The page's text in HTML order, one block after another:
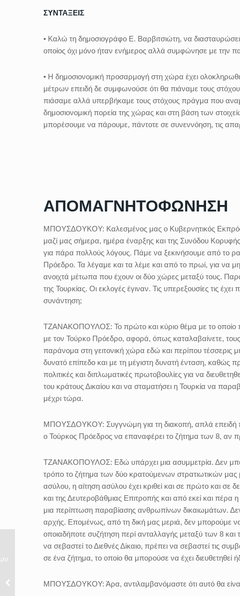
ΣΥΝΤΑΞΕΙΣ
• Καλώ τη δημοσιογράφο Ε. Βαρβιτσιώτη, να
οποίος όχι μόνο ήταν ενήμερος αλλά συμφώνησε με την
• Η δημοσιονομική προσαρμογή στη χώρα έχει
μέτρων επειδή δε συμφωνούσε ότι θα πιάναμε τους
πιάσαμε αλλά υπερβήκαμε τους στόχους πράγμα που
δημοσιονομική πορεία της χώρας και στη βάση των
μπορέσουμε να πάρουμε, πάντοτε σε συνεννόηση, τις
ΑΠΟΜΑΓΝΗΤΟΦΩΝΗΣΗ
ΜΠΟΥΣΔΟΥΚΟΥ: Καλεσμένος μας ο Κυβερνητικός
μαζί μας σήμερα, ημέρα έναρξης και της Συνόδου
για πάρα πολλούς λόγους. Πάμε να ξεκινήσουμε από το
Πρόεδρο. Τα λέγαμε και τα λέμε και από το πρωί, για να
ανοιχτά μέτωπα που έχουν οι δύο χώρες μεταξύ τους.
της Τουρκίας. Οι εκλογές έγιναν. Τις υπερεξουσίες τις
συνάντηση;
ΤΖΑΝΑΚΟΠΟΥΛΟΣ: Το πρώτο και κύριο θέμα με το
με τον Τούρκο Πρόεδρο, αφορά, όπως καταλαβαίνετε,
παράνομα στη γειτονική χώρα εδώ και περίπου
δυνατό επίπεδο και με τη μέγιστη δυνατή ένταση, καθώς
πολιτικές και διπλωματικές πρωτοβουλίες για να
του κράτους Δικαίου και να σταματήσει η Τουρκία να
μέχρι τώρα.
ΜΠΟΥΣΔΟΥΚΟΥ: Συγγνώμη για τη διακοπή, απλά επειδή
ο Τούρκος Πρόεδρος να επαναφέρει το ζήτημα των 8, αν
ΤΖΑΝΑΚΟΠΟΥΛΟΣ: Εδώ υπάρχει μια ασυμμετρία. Δεν
τρόπο το ζήτημα των δύο κρατούμενων στρατιωτικών
ασύλου, η αίτηση ασύλου έχει κριθεί και σε πρώτο και
και της Δευτεροβάθμιας Επιτροπής και από εκεί και
μια περίπτωση παραβίασης ανθρωπίνων δικαιωμάτων.
αρχής. Επομένως, από τη δική μας μεριά, δεν μπορούμε
οποιαδήποτε συζήτηση περί ανταλλαγής μεταξύ των 8 και
να σεβαστεί το Διεθνές Δίκαιο, πρέπει να σεβαστεί τις
σε ένα ζήτημα, το οποίο θα μπορούσε να έχει
ΜΠΟΥΣΔΟΥΚΟΥ: Άρα, αντιλαμβανόμαστε ότι αυτό θα